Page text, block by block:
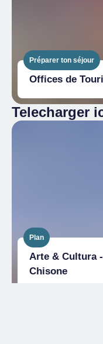
Préparer ton séjour
Offices de
Telecharger
Plan
Arte & Cultura
Chisone